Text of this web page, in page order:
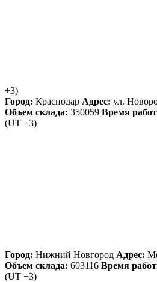
+3)
Город: Краснодар Адрес: ул.
Объем склада: 350059 Время
(UT +3)
Город: Нижний Новгород Адрес:
Объем склада: 603116 Время
(UT +3)